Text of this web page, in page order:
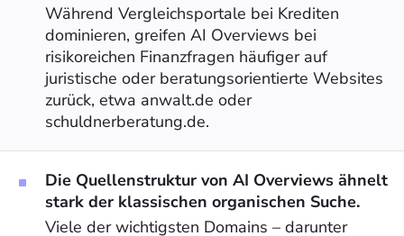
Während Vergleichsportale bei Krediten
dominieren, greifen AI Overviews bei
risikoreichen Finanzfragen häufiger auf
juristische oder beratungsorientierte Websites
zurück, etwa anwalt.de oder
schuldnerberatung.de.
Die Quellenstruktur von AI Overviews ähnelt
stark der klassischen organischen Suche.
Viele der wichtigsten Domains – darunter